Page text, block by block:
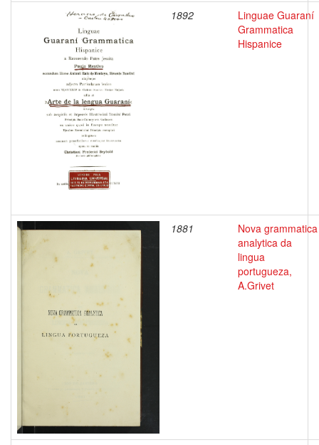
1892
Linguae Guaraní
Grammatica
Hispanice
1881
Nova grammatica
analytica da
lingua
portugueza,
A.Grivet